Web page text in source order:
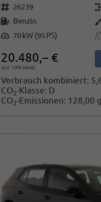
Fahrzeugnr. 26239
Kraftstoff Benzin
Leistung 70 kW (95 PS)
20.480,– €
incl. 19% MwSt.
Verbrauch kombiniert:
CO2-Klasse: D
CO2-Emissionen: 128,00